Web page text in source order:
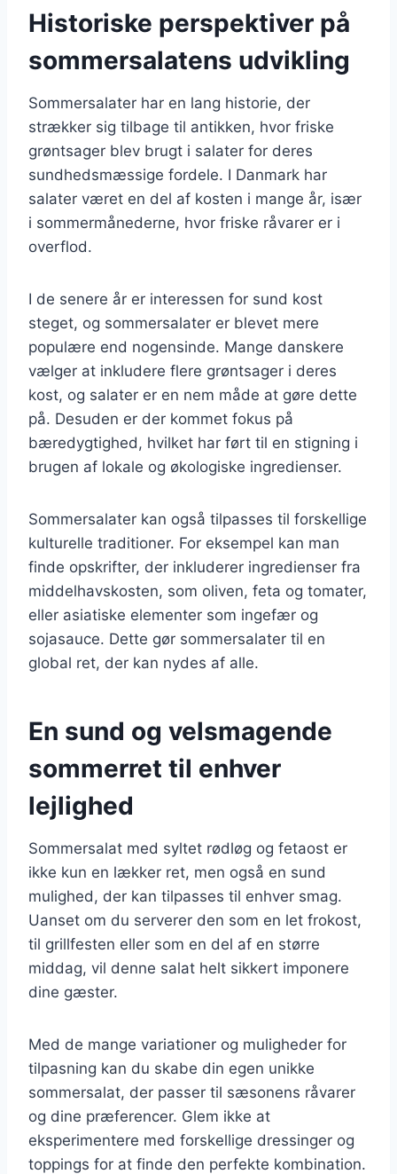
Historiske perspektiver på
sommersalatens udvikling
Sommersalater har en lang historie, der
strækker sig tilbage til antikken, hvor friske
grøntsager blev brugt i salater for deres
sundhedsmæssige fordele. I Danmark har
salater været en del af kosten i mange år, især
i sommermånederne, hvor friske råvarer er i
overflod.
I de senere år er interessen for sund kost
steget, og sommersalater er blevet mere
populære end nogensinde. Mange danskere
vælger at inkludere flere grøntsager i deres
kost, og salater er en nem måde at gøre dette
på. Desuden er der kommet fokus på
bæredygtighed, hvilket har ført til en stigning i
brugen af lokale og økologiske ingredienser.
Sommersalater kan også tilpasses til forskellige
kulturelle traditioner. For eksempel kan man
finde opskrifter, der inkluderer ingredienser fra
middelhavskosten, som oliven, feta og tomater,
eller asiatiske elementer som ingefær og
sojasauce. Dette gør sommersalater til en
global ret, der kan nydes af alle.
En sund og velsmagende
sommerret til enhver
lejlighed
Sommersalat med syltet rødløg og fetaost er
ikke kun en lækker ret, men også en sund
mulighed, der kan tilpasses til enhver smag.
Uanset om du serverer den som en let frokost,
til grillfesten eller som en del af en større
middag, vil denne salat helt sikkert imponere
dine gæster.
Med de mange variationer og muligheder for
tilpasning kan du skabe din egen unikke
sommersalat, der passer til sæsonens råvarer
og dine præferencer. Glem ikke at
eksperimentere med forskellige dressinger og
toppings for at finde den perfekte kombination.